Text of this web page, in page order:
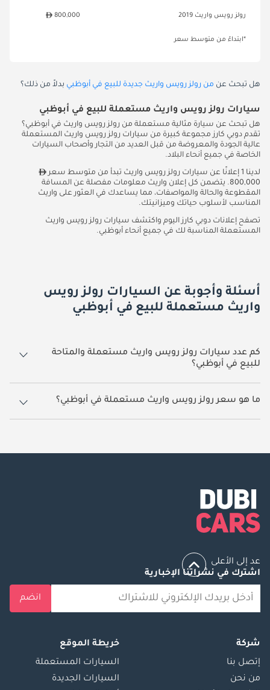
رولز رويس واريث 2019 800,000
*ابتداءً من متوسط سعر
هل تبحث عن من رولز رويس واريث جديدة للبيع في أبوظبي بدلاً من ذلك؟
سيارات رولز رويس واريث مستعملة للبيع في أبوظبي
هل تبحث عن سيارة مثالية مستعملة من رولز رويس واريث في أبوظبي؟
تقدم دوبي كارز مجموعة كبيرة من سيارات رولز رويس واريث المستعملة
عالية الجودة والمعروضة من قبل العديد من التجار وأصحاب السيارات
الخاصة في جميع أنحاء البلاد.
لدينا 1 إعلانًا عن سيارات رولز رويس واريث تبدأ من متوسط سعر
800,000. يتضمن كل إعلان واريث معلومات مفصلة عن المسافة
المقطوعة والحالة والمواصفات، مما يساعدك في العثور على واريث
المناسب لأسلوب حياتك وميزانيتك.
تصفح إعلانات دوبي كارز اليوم واكتشف سيارات رولز رويس واريث
المستعملة المناسبة لك في جميع أنحاء أبوظبي.
أسئلة وأجوبة عن السيارات رولز رويس
واريث مستعملة للبيع في أبوظبي
كم عدد سيارات رولز رويس واريث مستعملة والمتاحة
للبيع في أبوظبي؟
1 سيارة رولز رويس واريث مستعملة متوفرة للبيع في أبوظبي.
ما هو سعر رولز رويس واريث مستعملة في أبوظبي؟
يبدأ سعر سيارة رولز رويس واريث مستعملة في أبوظبي 800,000.
عد إلى الأعلى
اشترك في نشراتنا الإخبارية
انضم
شركة
إتصل بنا
من نحن
خريطة الموقع
السيارات المستعملة
السيارات الجديدة